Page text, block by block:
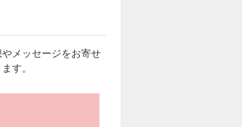
メッセージをお寄せ
す。